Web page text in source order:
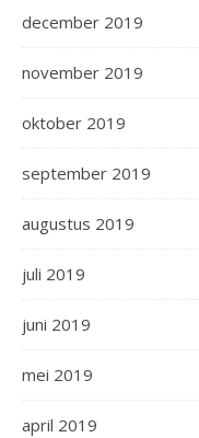
december 2019
november 2019
oktober 2019
september 2019
augustus 2019
juli 2019
juni 2019
mei 2019
april 2019